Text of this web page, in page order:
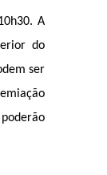
A
do
ser